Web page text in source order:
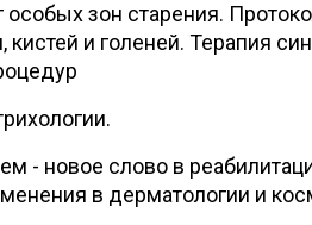
особых зон старения.
кистей и голеней. Терапия
- новое слово в
в дерматологии и